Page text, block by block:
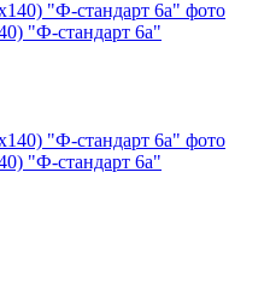
"Ф-стандарт 6а"
"Ф-стандарт 6а"